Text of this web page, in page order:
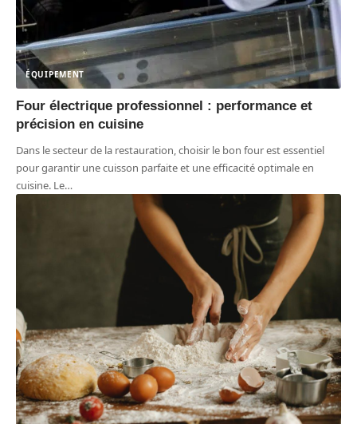
ÉQUIPEMENT
Four électrique professionnel : performance et
précision en cuisine
Dans le secteur de la restauration, choisir le bon four est essentiel
pour garantir une cuisson parfaite et une efficacité optimale en
cuisine. Le…